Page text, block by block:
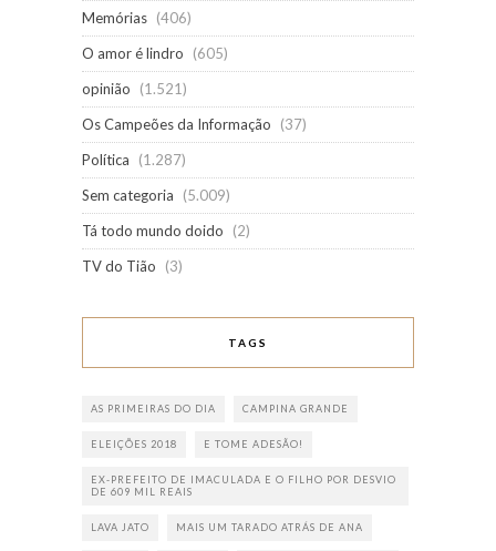
Memórias (406)
O amor é lindro
(605)
opinião
(1.521)
Os Campeões da Informação
(37)
Política
(1.287)
Sem categoria
(5.009)
Tá todo mundo doido
(2)
TV do Tião
(3)
TAGS
AS PRIMEIRAS DO DIA CAMPINA GRANDE
ELEIÇÕES 2018 E TOME ADESÃO!
EX-PREFEITO DE IMACULADA E O FILHO POR DESVIO
DE 609 MIL REAIS
LAVA JATO MAIS UM TARADO ATRÁS DE ANA